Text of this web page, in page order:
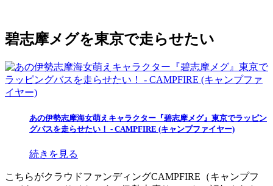
碧志摩メグを東京で走らせたい
あの伊勢志摩海女萌えキャラクター『碧志摩メグ』東京でラッピン
グバスを走らせたい！ - CAMPFIRE (キャンプファイヤー)
続きを見る
こちらがクラウドファンディングCAMPFIRE（キャンプフ